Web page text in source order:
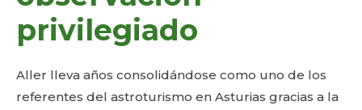
privilegiado
Aller lleva años consolidándose como uno de los
referentes del astroturismo en Asturias gracias a la